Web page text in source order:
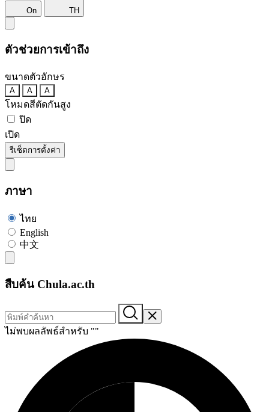
On TH
ตัวช่วยการเข้าถึง
ขนาดตัวอักษร
A A A
โหมดสีตัดกันสูง
ปิด
เปิด
รีเซ็ตการตั้งค่า
ภาษา
ไทย
English
中文
สืบค้น Chula.ac.th
ไม่พบผลลัพธ์สำหรับ ""